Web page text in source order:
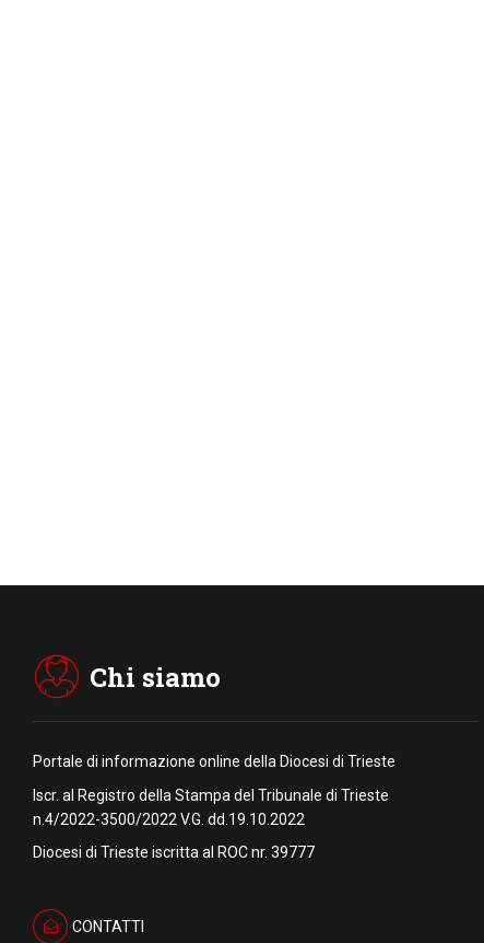
Chi siamo
Portale di informazione online della Diocesi di Trieste
Iscr. al Registro della Stampa del Tribunale di Trieste
n.4/2022-3500/2022 V.G. dd.19.10.2022
Diocesi di Trieste iscritta al ROC nr. 39777
CONTATTI